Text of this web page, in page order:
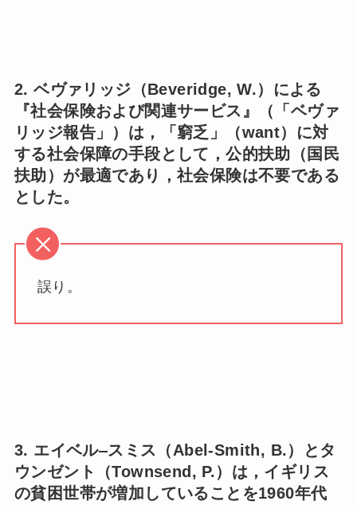
2. ベヴァリッジ（Beveridge, W.）による
『社会保険および関連サービス』（「ベヴァ
リッジ報告」）は，「窮乏」（want）に対
する社会保障の手段として，公的扶助（国民
扶助）が最適であり，社会保険は不要である
とした。
誤り。
3. エイベル‒スミス（Abel-Smith, B.）とタ
ウンゼント（Townsend, P.）は，イギリス
の貧困世帯が増加していることを1960年代